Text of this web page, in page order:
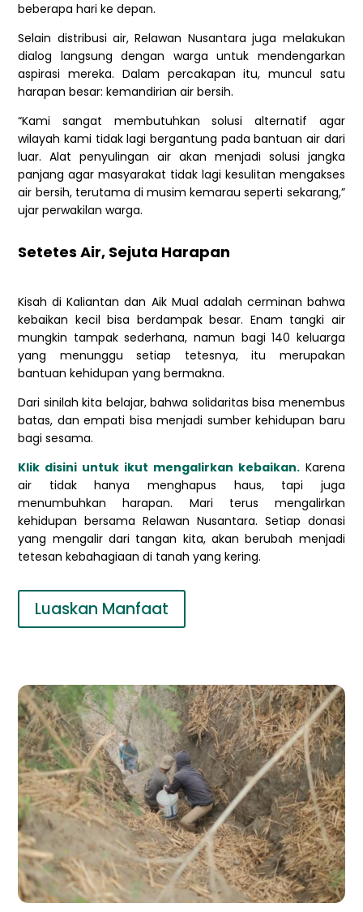
beberapa hari ke depan.
Selain distribusi air, Relawan Nusantara juga melakukan
dialog langsung dengan warga untuk mendengarkan
aspirasi mereka. Dalam percakapan itu, muncul satu
harapan besar: kemandirian air bersih.
“Kami sangat membutuhkan solusi alternatif agar
wilayah kami tidak lagi bergantung pada bantuan air dari
luar. Alat penyulingan air akan menjadi solusi jangka
panjang agar masyarakat tidak lagi kesulitan mengakses
air bersih, terutama di musim kemarau seperti sekarang,”
ujar perwakilan warga.
Setetes Air, Sejuta Harapan
Kisah di Kaliantan dan Aik Mual adalah cerminan bahwa
kebaikan kecil bisa berdampak besar. Enam tangki air
mungkin tampak sederhana, namun bagi 140 keluarga
yang menunggu setiap tetesnya, itu merupakan
bantuan kehidupan yang bermakna.
Dari sinilah kita belajar, bahwa solidaritas bisa menembus
batas, dan empati bisa menjadi sumber kehidupan baru
bagi sesama.
Klik disini untuk ikut mengalirkan kebaikan.Karena
air tidak hanya menghapus haus, tapi juga
menumbuhkan harapan. Mari terus mengalirkan
kehidupan bersama Relawan Nusantara. Setiap donasi
yang mengalir dari tangan kita, akan berubah menjadi
tetesan kebahagiaan di tanah yang kering.
Luaskan Manfaat